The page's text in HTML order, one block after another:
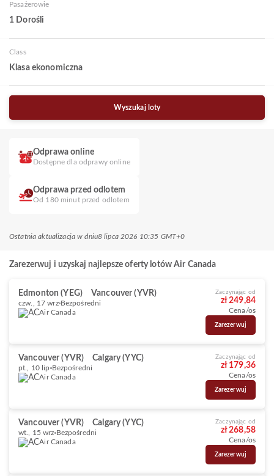
Pasażerowie
1 Dorośli
Class
Klasa ekonomiczna
Wyszukaj loty
Odprawa online
Dostępne dla odprawy online
Odprawa przed odlotem
Od 180 minut przed odlotem
Ostatnia aktualizacja w dniu8 lipca 2026 10:35 GMT+0
Zarezerwuj i uzyskaj najlepsze oferty lotów Air Canada
Edmonton (YEG) Vancouver (YVR)
czw., 17 wrz Bezpośredni
Air Canada
Zaczynając od
zł 249,84
Cena/os
Zarezerwuj
Vancouver (YVR) Calgary (YYC)
pt., 10 lip Bezpośredni
Air Canada
Zaczynając od
zł 179,36
Cena/os
Zarezerwuj
Vancouver (YVR) Calgary (YYC)
wt., 15 wrz Bezpośredni
Air Canada
Zaczynając od
zł 268,58
Cena/os
Zarezerwuj